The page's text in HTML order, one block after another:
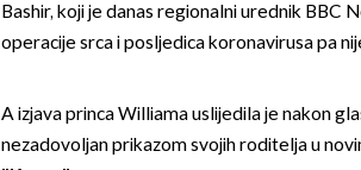
Bashir, koji je danas regionalni urednik BBC
operacije srca i posljedica koronavirusa pa
A izjava princa Williama uslijedila je nakon
nezadovoljan prikazom svojih roditelja u